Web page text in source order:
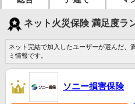
ネット火災保険 満足度ラ
ネット完結で加入したユーザーが選んだ、
ミ情報です。
ソニー損害保険